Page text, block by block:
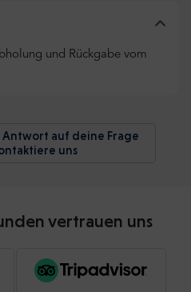
und Rückgabe vom
Antwort auf deine Frage
uns
vertrauen uns